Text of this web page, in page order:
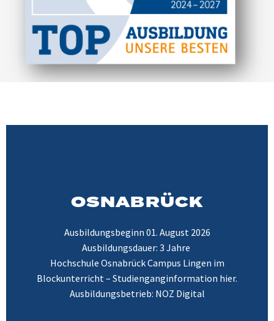
OSNABRÜCK
Ausbildungsbeginn 01. August 2026
Ausbildungsdauer: 3 Jahre
Hochschule Osnabrück Campus Lingen im
Blockunterricht – Studienganginformation hier.
Ausbildungsbetrieb: NOZ Digital